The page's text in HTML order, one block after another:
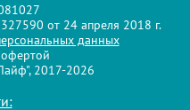
от 24 апреля 2018 г.
данных
офертой
2017-2026